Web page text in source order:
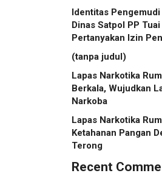
Identitas
Dinas Satpol PP
Pertanyakan Izin
(tanpa judul)
Lapas Narkotika
Berkala, Wujudkan
Narkoba
Lapas Narkotika
Ketahanan Pangan
Terong
Recent